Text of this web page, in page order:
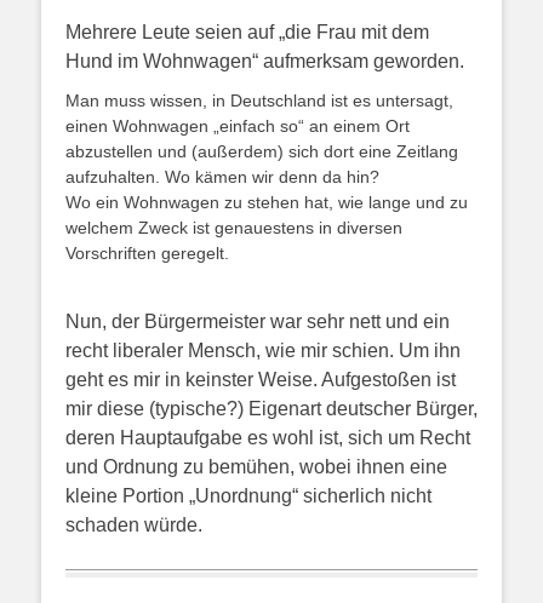
Mehrere Leute seien auf „die Frau mit dem
Hund im Wohnwagen“ aufmerksam geworden.
Man muss wissen, in Deutschland ist es untersagt,
einen Wohnwagen „einfach so“ an einem Ort
abzustellen und (außerdem) sich dort eine Zeitlang
aufzuhalten. Wo kämen wir denn da hin?
Wo ein Wohnwagen zu stehen hat, wie lange und zu
welchem Zweck ist genauestens in diversen
Vorschriften geregelt.
Nun, der Bürgermeister war sehr nett und ein
recht liberaler Mensch, wie mir schien. Um ihn
geht es mir in keinster Weise. Aufgestoßen ist
mir diese (typische?) Eigenart deutscher Bürger,
deren Hauptaufgabe es wohl ist, sich um Recht
und Ordnung zu bemühen, wobei ihnen eine
kleine Portion „Unordnung“ sicherlich nicht
schaden würde.